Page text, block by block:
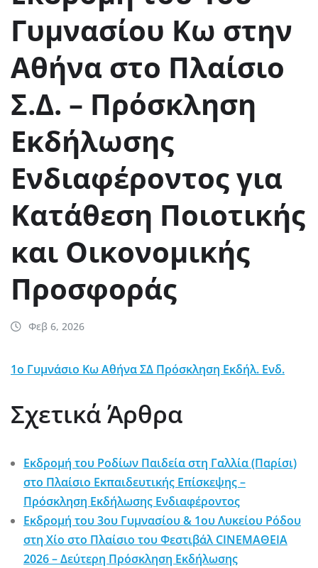
Γυμνασίου Κω στην
Αθήνα στο Πλαίσιο
Σ.Δ. – Πρόσκληση
Εκδήλωσης
Ενδιαφέροντος για
Κατάθεση Ποιοτικής
και Οικονομικής
Προσφοράς
Φεβ 6, 2026
1ο Γυμνάσιο Κω Αθήνα ΣΔ Πρόσκληση Εκδήλ. Ενδ.
Σχετικά Άρθρα
Εκδρομή του Ροδίων Παιδεία στη Γαλλία (Παρίσι)
στο Πλαίσιο Εκπαιδευτικής Επίσκεψης –
Πρόσκληση Εκδήλωσης Ενδιαφέροντος
Εκδρομή του 3ου Γυμνασίου & 1ου Λυκείου Ρόδου
στη Χίο στο Πλαίσιο του Φεστιβάλ CINEΜΑΘΕΙΑ
2026 – Δεύτερη Πρόσκληση Εκδήλωσης